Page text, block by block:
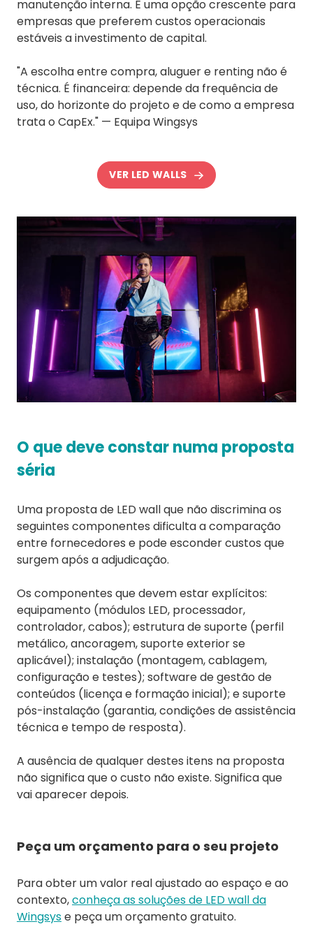
manutenção interna. É uma opção crescente para
empresas que preferem custos operacionais
estáveis a investimento de capital.
"A escolha entre compra, aluguer e renting não é
técnica. É financeira: depende da frequência de
uso, do horizonte do projeto e de como a empresa
trata o CapEx." — Equipa Wingsys
VER LED WALLS
O que deve constar numa proposta
séria
Uma proposta de LED wall que não discrimina os
seguintes componentes dificulta a comparação
entre fornecedores e pode esconder custos que
surgem após a adjudicação.
Os componentes que devem estar explícitos:
equipamento (módulos LED, processador,
controlador, cabos); estrutura de suporte (perfil
metálico, ancoragem, suporte exterior se
aplicável); instalação (montagem, cablagem,
configuração e testes); software de gestão de
conteúdos (licença e formação inicial); e suporte
pós-instalação (garantia, condições de assistência
técnica e tempo de resposta).
A ausência de qualquer destes itens na proposta
não significa que o custo não existe. Significa que
vai aparecer depois.
Peça um orçamento para o seu projeto
Para obter um valor real ajustado ao espaço e ao
contexto,conheça as soluções de LED wall da
Wingsyse peça um orçamento gratuito.